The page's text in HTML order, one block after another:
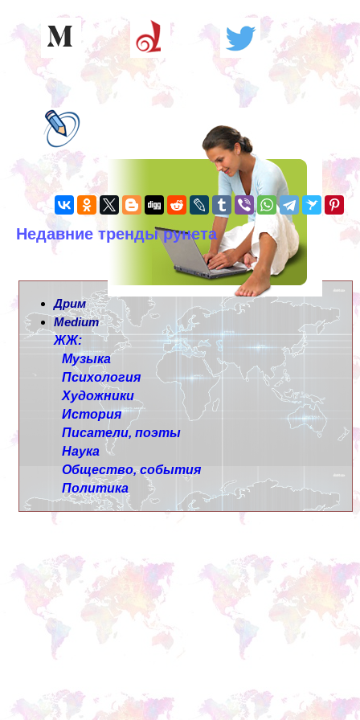
Недавние тренды рунета
Дрим
Medium
ЖЖ:
Музыка
Психология
Художники
История
Писатели, поэты
Наука
Общество, события
Политика